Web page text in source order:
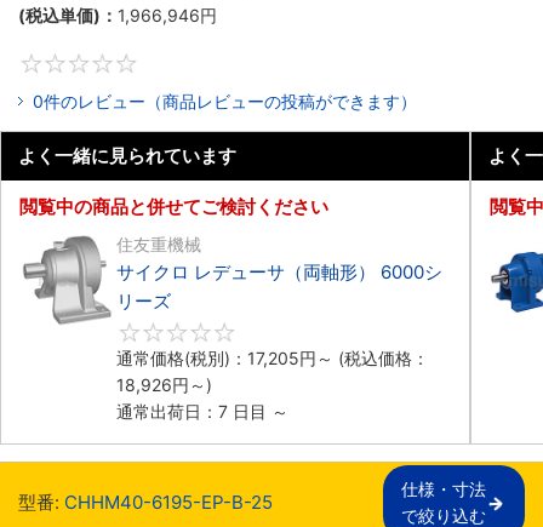
(税込単価)： 1,966,946円
0件のレビュー（商品レビューの投稿ができます）
よく一緒に見られています
閲覧中の商品と併せてご検討ください
住友重機械
サイクロ レデューサ（両軸形） 6000シ
リーズ
通常価格(税別)： 17,205円 ～ (税込価格：
18,926円 ～)
通常出荷日：7 日目 ～
よく
閲覧
型番: CHHM40-6195-EP-B-25
仕様・寸法
で絞り込む